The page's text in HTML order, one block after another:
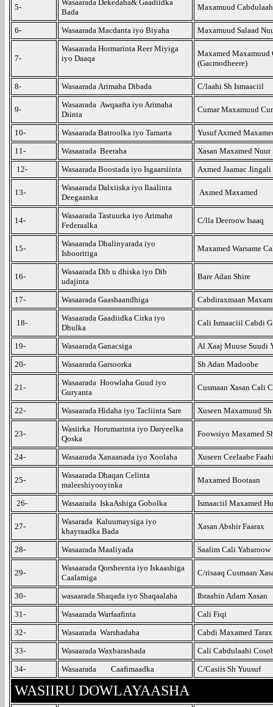
5-
Wasaarada Dekedaha& Gaadiidka
Bada
Maxamuud
6- Wasaarada Macdanta iyo Biyaha Maxamuud Salaad
7-
Wasaarada Hormarinta Reer Miyiga
iyo Daaqa
Maxamed Maxamuud
(Gacmodheere)
8- Wasaarada Arimaha Dibada C/laahi Sh Ismaaciil
9-
Wasaarada Awqaafta iyo Arimaha
Diinta
Cumar Maxamuud
10- Wasaarada Batroolka iyo Tamarta
Yusuf Axmed
11-
Wasaarada Beeraha
Xasan Maxamed
12-
Wasaarada Boostada iyo Isgaarsiinta Axmed Jaamac Jingali
13-
Wasaarada Dalxiiska iyo Ilaalinta
Deegaanka
Axmed Maxamed
14-
Wasaarada Tastuurka iyo Arimaha
Federaalka
C/lla Deeroow Isaaq
15-
Wasaarada Dhalinyarada iyo
Isbooritiga
Maxamed Warsame
16-
Wasaarada Dib u dhiska iyo Dib
udajinta
Bare Adan Shire
17- Wasaarada Gaashaandhiga Cabdiraxmaan
18-
Wasaarada Gaadiidka Cirka iyo
Dhulka
Cali Ismaaciil Cabdi
19- Wasaarada Ganacsiga
Al Xaaj Muuse Suudi
20-
Wasaarada Garsoorka Sh Adan Madoobe
21-
Wasaarada Hoowlaha Guud iyo
Guryanta
Cusmaan Xasan Cali
22- Wasaarada Hidaha iyo Tacliinta Sare Xuseen Maxamuud
23-
Wasiirka Horumarinta iyo Daryeelka
Qoska
Foowsiyo Maxamed
24- Wasaarada Xanaanada iyo Xoolaha Xuseen Ceelaabe
25-
Wasaarada Dhaqan Celinta
maleeshiyooyinka
Maxamed Bootaan
26- Wasaarada IskaAshiga Gobolka Ismaaciil Maxamed
27-
Wasarada Kaluumaysiga iyo
khayraadka Bada
Xasan Abshir Faarax
28- Wasaarada Maaliyada Saalim Cali Yabaroow
29-
Wasaarada Qorsheenta iyo Iskaashiga
Caalamiga
C/risaaq Cusmaan
30- wasaarada Shaqada iyo Shaqaalaha
Ibraahin Adam Xasan
31-
Wasaarada Warfaafinta
Cali Fiqi
32-
Wasaarada Warshadaha
Cabdi Maxamed Tarax
33-
Wasaarada Waxbarashada
Cali Cabdulaahi
34-
Wasaarada Caafimaadka C/Casiis Sh Yuusuf
WASIIRU DOWLAYAASHA